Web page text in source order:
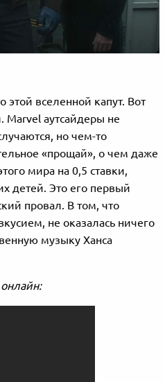
этой вселенной капут. Вот
аутсайдеры не
но чем-то
«прощай», о чем даже
мира на 0,5 ставки,
детей. Это его первый
провал. В том, что
не оказалась ничего
музыку Ханса